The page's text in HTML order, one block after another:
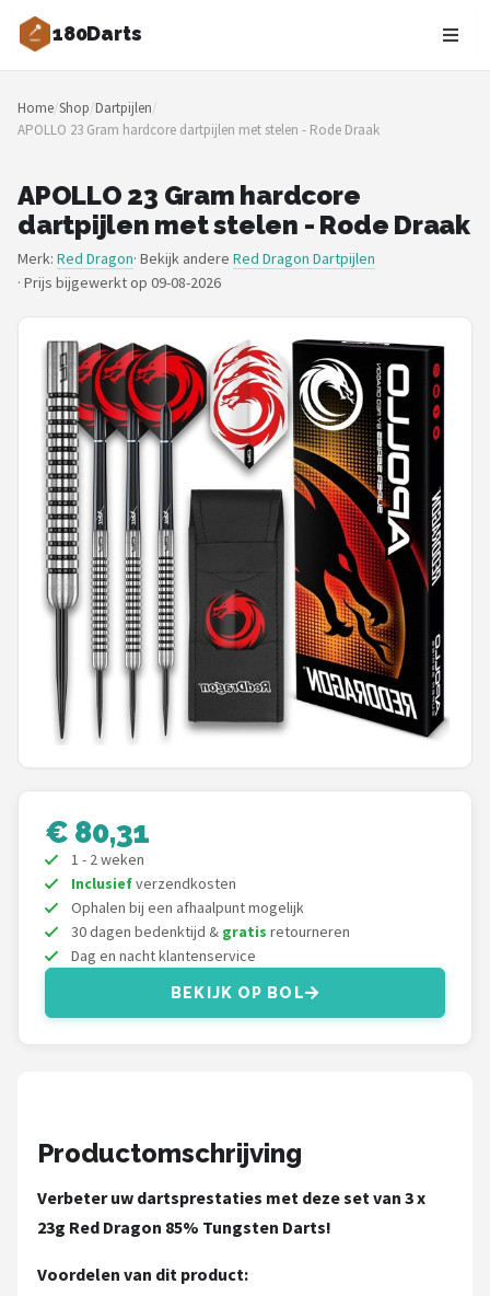
180Darts
Zoeken
NAVIGATIE
Merken
Blog
Dartspelers
Toernooien
Spelregels
Uitgooilijst
Dartshop
POPULAIRE MERKEN
Target
Winmau
Bull's
Dart
ABC Darts
Mission
Harrows
Unicorn
Alle merken →
Home/Shop/Dartpijlen/
APOLLO 23 Gram hardcore dartpijlen met stelen - Rode Draak
APOLLO 23 Gram hardcore
dartpijlen met stelen - Rode Draak
Merk: Red Dragon· Bekijk andere Red Dragon Dartpijlen
· Prijs bijgewerkt op 09-08-2026
€ 80,31
1 - 2 weken
Inclusiefverzendkosten
Ophalen bij een afhaalpunt mogelijk
30 dagen bedenktijd & gratis retourneren
Dag en nacht klantenservice
BEKIJK OP BOL
Productomschrijving
Verbeter uw dartsprestaties met deze set van 3 x
23g Red Dragon 85% Tungsten Darts!
Voordelen van dit product: